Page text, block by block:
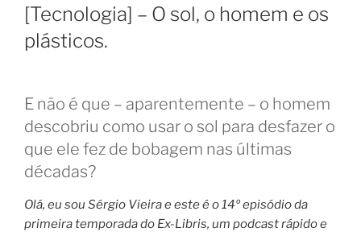
[Tecnologia] – O sol, o homem e os
plásticos.
E não é que – aparentemente – o homem
descobriu como usar o sol para desfazer o
que ele fez de bobagem nas últimas
décadas?
Olá, eu sou Sérgio Vieira e este é o 14º episódio da
primeira temporada do Ex-Libris, um podcast rápido e